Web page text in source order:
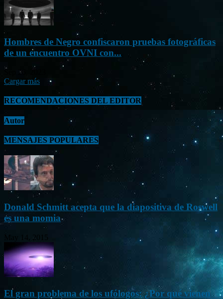
Hombres de Negro confiscaron pruebas fotográficas
de un encuentro OVNI con...
Sep 26, 2023
Cargar más
RECOMENDACIONES DEL EDITOR
Autor
MENSAJES POPULARES
Donald Schmitt acepta que la diapositiva de Roswell
es una momia
May 14, 2015
El gran problema de los ufólogos: ¿Por qué vienen